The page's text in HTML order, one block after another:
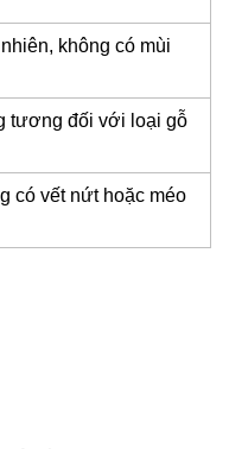
không có mùi
tương đối với loại gỗ
có vết nứt hoặc méo